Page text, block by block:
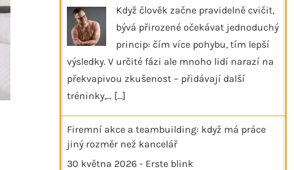
Když člověk začne pravidelně cvičit,
bývá přirozené očekávat jednoduchý
princip: čím více pohybu, tím lepší
výsledky. V určité fázi ale mnoho lidí narazí na
překvapivou zkušenost – přidávají další
tréninky,… [...]
Firemní akce a teambuilding: když má práce
jiný rozměr než kancelář
30 května 2026 - Erste blink